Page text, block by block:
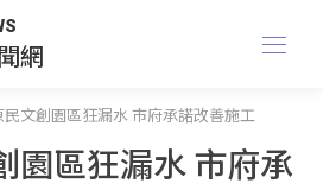
網
民文創園區狂漏水 市府承諾改善施工
園區狂漏水 市府承